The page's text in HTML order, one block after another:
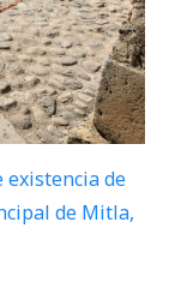
existencia de
de Mitla,